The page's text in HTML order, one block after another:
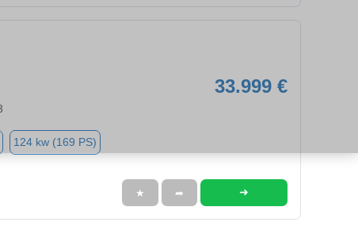
33.999 €
124 kw (169 PS)
★ ➦ ➜